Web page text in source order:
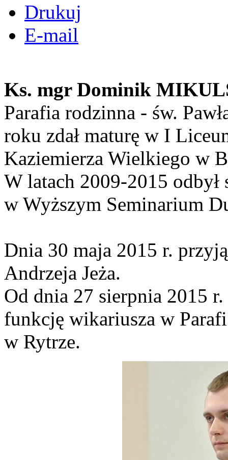
Drukuj
E-mail
Ks. mgr Dominik
Parafia rodzinna - św.
roku zdał maturę w I
Kaziemierza Wielkiego w
W latach 2009-2015
w Wyższym Seminarium
Dnia 30 maja 2015 r.
Andrzeja Jeża.
Od dnia 27 sierpnia 2015
funkcję wikariusza w
w Rytrze.